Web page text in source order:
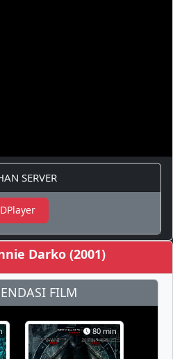
SERVER
Darko (2001)
FILM
80 min